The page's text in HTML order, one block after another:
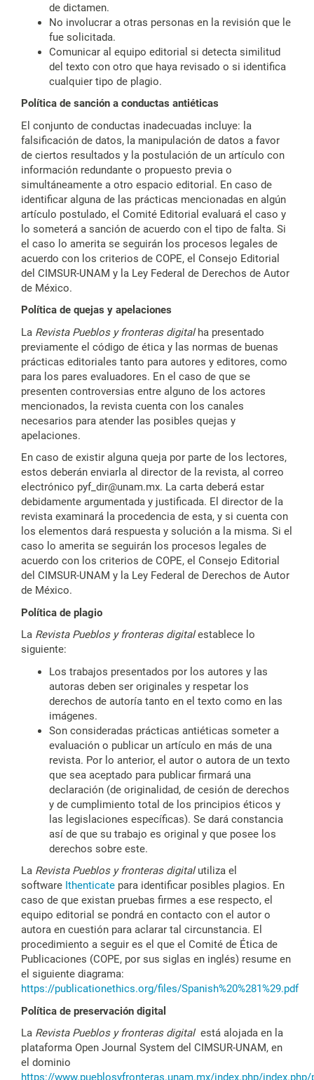
de dictamen.
No involucrar a otras personas en la revisión que le
fue solicitada.
Comunicar al equipo editorial si detecta similitud
del texto con otro que haya revisado o si identifica
cualquier tipo de plagio.
Política de sanción a conductas antiéticas
El conjunto de conductas inadecuadas incluye: la
falsificación de datos, la manipulación de datos a favor
de ciertos resultados y la postulación de un artículo con
información redundante o propuesto previa o
simultáneamente a otro espacio editorial. En caso de
identificar alguna de las prácticas mencionadas en algún
artículo postulado, el Comité Editorial evaluará el caso y
lo someterá a sanción de acuerdo con el tipo de falta. Si
el caso lo amerita se seguirán los procesos legales de
acuerdo con los criterios de COPE, el Consejo Editorial
del CIMSUR-UNAM y la Ley Federal de Derechos de Autor
de México.
Política de quejas y apelaciones
La Revista Pueblos y fronteras digitalha presentado
previamente el código de ética y las normas de buenas
prácticas editoriales tanto para autores y editores, como
para los pares evaluadores. En el caso de que se
presenten controversias entre alguno de los actores
mencionados, la revista cuenta con los canales
necesarios para atender las posibles quejas y
apelaciones.
En caso de existir alguna queja por parte de los lectores,
estos deberán enviarla al director de la revista, al correo
electrónico pyf_dir@unam.mx. La carta deberá estar
debidamente argumentada y justificada. El director de la
revista examinará la procedencia de esta, y si cuenta con
los elementos dará respuesta y solución a la misma. Si el
caso lo amerita se seguirán los procesos legales de
acuerdo con los criterios de COPE, el Consejo Editorial
del CIMSUR-UNAM y la Ley Federal de Derechos de Autor
de México.
Política de plagio
La Revista Pueblos y fronteras digitalestablece lo
siguiente:
Los trabajos presentados por los autores y las
autoras deben ser originales y respetar los
derechos de autoría tanto en el texto como en las
imágenes.
Son consideradas prácticas antiéticas someter a
evaluación o publicar un artículo en más de una
revista. Por lo anterior, el autor o autora de un texto
que sea aceptado para publicar firmará una
declaración (de originalidad, de cesión de derechos
y de cumplimiento total de los principios éticos y
las legislaciones específicas). Se dará constancia
así de que su trabajo es original y que posee los
derechos sobre este.
La Revista Pueblos y fronteras digitalutiliza el
software Ithenticate para identificar posibles plagios. En
caso de que existan pruebas firmes a ese respecto, el
equipo editorial se pondrá en contacto con el autor o
autora en cuestión para aclarar tal circunstancia. El
procedimiento a seguir es el que el Comité de Ética de
Publicaciones (COPE, por sus siglas en inglés) resume en
el siguiente diagrama:
https://publicationethics.org/files/Spanish%20%281%29.pdf
Política de preservación digital
La Revista Pueblos y fronteras digitalestá alojada en la
plataforma Open Journal System del CIMSUR-UNAM, en
el dominio
https://www.pueblosyfronteras.unam.mx/index.php/index.php/